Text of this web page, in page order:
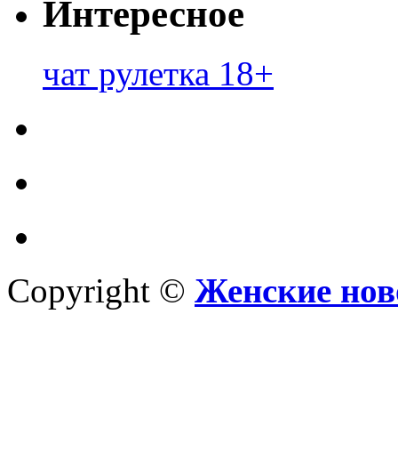
Интересное
чат рулетка 18+
Copyright © Женские